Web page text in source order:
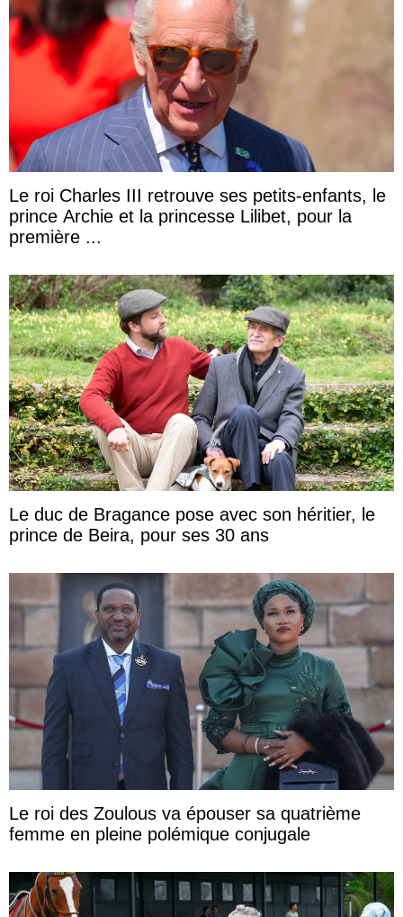
Le roi Charles III retrouve ses petits-enfants, le
prince Archie et la princesse Lilibet, pour la
première ...
Le duc de Bragance pose avec son héritier, le
prince de Beira, pour ses 30 ans
Le roi des Zoulous va épouser sa quatrième
femme en pleine polémique conjugale